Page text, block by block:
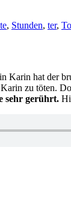
, Stunden, ter,
hat der
zu töten.
sehr gerührt.